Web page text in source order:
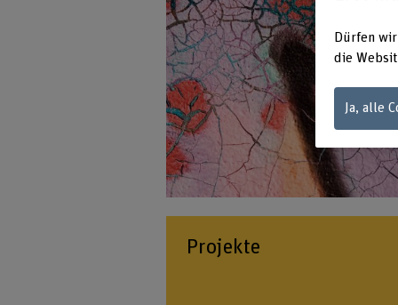
Projekte
Dürfen
die
Ja, alle